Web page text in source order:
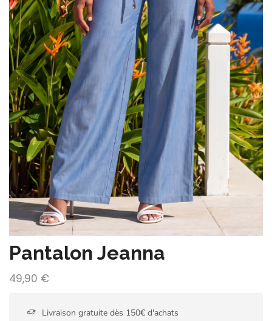
Pantalon Jeanna
49,90 €
Livraison gratuite dès 150€ d'achats